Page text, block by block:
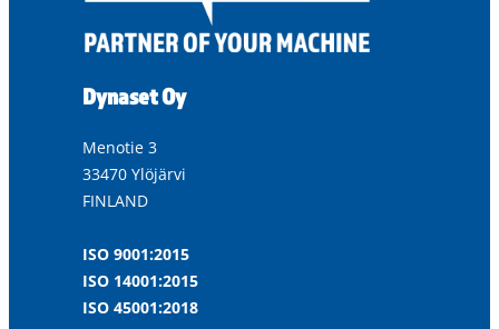
Dynaset Oy
Menotie 3
33470 Ylöjärvi
FINLAND
ISO 9001:2015
ISO 14001:2015
ISO 45001:2018